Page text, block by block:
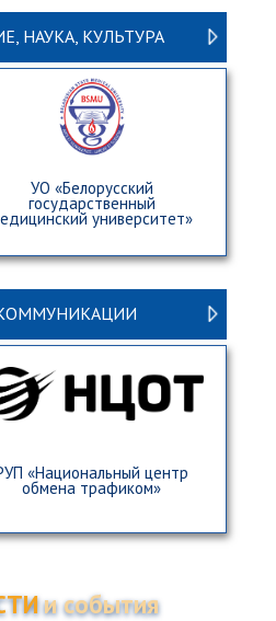
НАУКА, КУЛЬТУРА
УО «Белорусский
государственный
университет»
«Национальный центр
обмена трафиком»
и события